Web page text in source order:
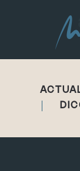
Skip to main